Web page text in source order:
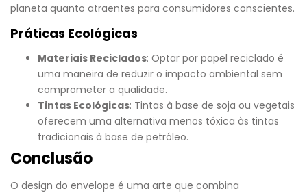
planeta quanto atraentes para consumidores conscientes.
Práticas Ecológicas
Materiais Reciclados: Optar por papel reciclado é
uma maneira de reduzir o impacto ambiental sem
comprometer a qualidade.
Tintas Ecológicas: Tintas à base de soja ou vegetais
oferecem uma alternativa menos tóxica às tintas
tradicionais à base de petróleo.
Conclusão
O design do envelope é uma arte que combina